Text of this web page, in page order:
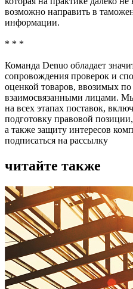
возможно направить в
информации.
* * *
Команда Denuo обладает
сопровождения проверок и
оценкой товаров, ввозимых
взаимосвязанными лицами.
на всех этапах поставок,
подготовку правовой
а также защиту интересов
подписаться на рассылку
читайте также